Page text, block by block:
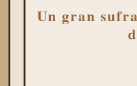
Un gran